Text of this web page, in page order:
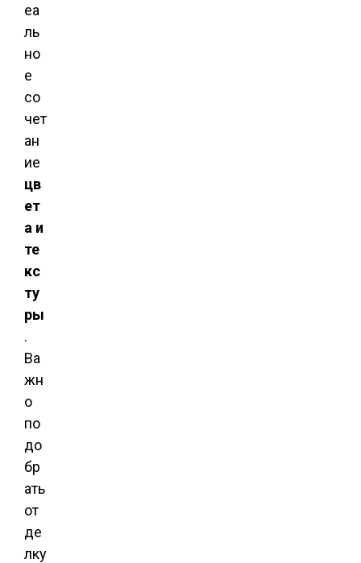
еа
ль
но
е
со
чет
ан
ие
цв
ет
а и
те
кс
ту
ры
.
Ва
жн
о
по
до
бр
ать
от
де
лку